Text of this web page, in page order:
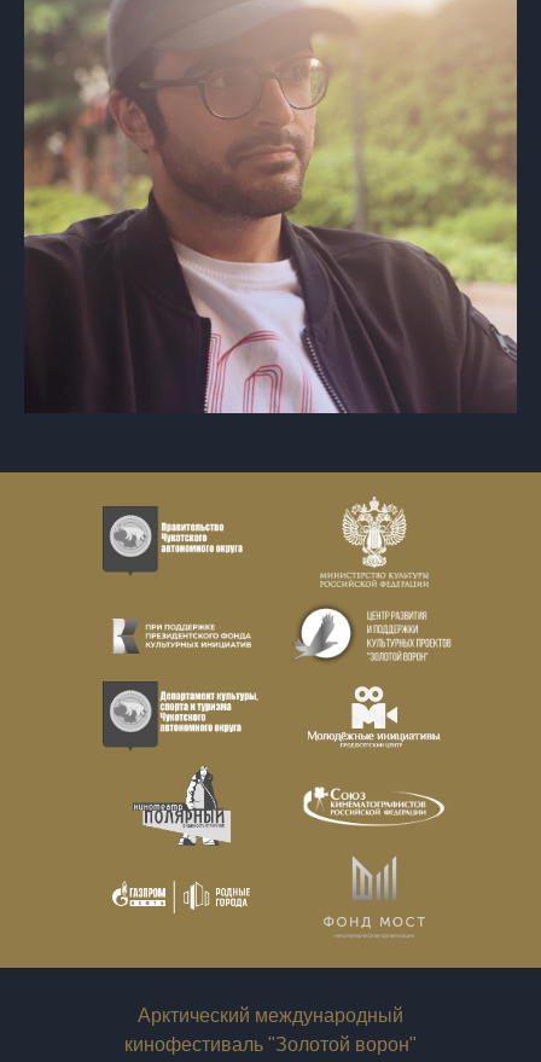
Арктический международный
кинофестиваль "Золотой ворон"